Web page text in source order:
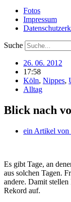
Fotos
Impressum
Suche
26. 06. 2012
17:58
Köln, Nippes,
Alltag
Blick nach
ein Artikel von
Es gibt Tage, an
aus solchen Tagen.
andere. Damit
Rekord auf.